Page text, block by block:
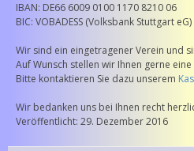
IBAN: DE66 6009 0100 1170 8210 06
BIC: VOBADESS (Volksbank Stuttgart eG)
Wir sind ein eingetragener Verein und
Auf Wunsch stellen wir Ihnen gerne
Bitte kontaktieren Sie dazu unserem
Wir bedanken uns bei Ihnen recht
Veröffentlicht: 29. Dezember 2016